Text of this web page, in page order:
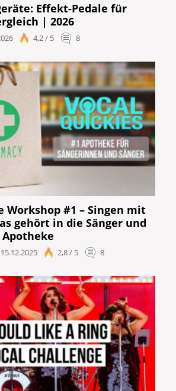
Effekt-Pedale für
| 2026
4,2 / 5 8
Workshop #1 – Singen mit
gehört in die Sänger und
15.12.2025 2,8 / 5 8